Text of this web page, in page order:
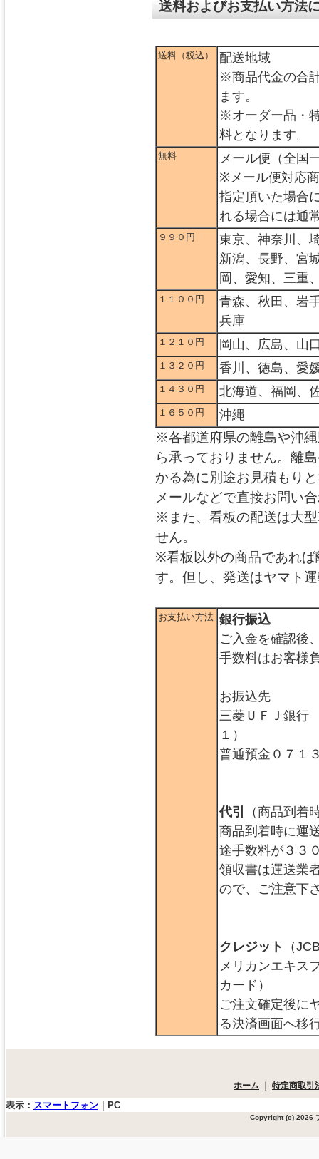
送料およびお支払い方法
送料（税込）
配送地域
※商品代金の合
ます。
※オーダー品・
料となります。
無料
メール便（全国
※メール便対応
指定頂いた場合
れる場合には通
９９０円
東京、神奈川、
新潟、長野、宮
岡、愛知、三重
１１００円
青森、秋田、岩
兵庫
１２１０円 岡山、広島、山
１３２０円 香川、徳島、愛
１４３０円 北海道、福岡、
１６５０円 沖縄
※各都道府県の離島や沖
ら承っておりません。離
かる為に別途お見積もり
メールなどで直接お問い
※また、看板の配送は大
せん。
※看板以外の商品であれ
す。但し、発送はヤマト
お支払い方法 銀行振込
ご入金を確認後
手数料はお客様
お振込先
三菱ＵＦＪ銀行
１）
普通預金０７１
代引
（商品到着
商品到着時に運
途手数料が３３
領収書は運送業
ので、ご注意下
クレジット
（
メリカンエキス
カード）
ご注文確定後に
る決済画面へ移
ホーム ｜ 特定商取引
表示： スマートフォン PC
Copyright (c) 2026